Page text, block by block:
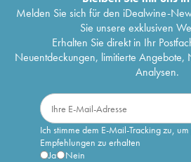
Melden Sie sich für den iDealwine-
Sie unsere exklusiven
Erhalten Sie direkt in Ihr
Neuentdeckungen, limitierte Angebote,
Analysen.
Ich stimme dem E-Mail-Tracking zu,
Empfehlungen zu erhalten
Ja
Nein